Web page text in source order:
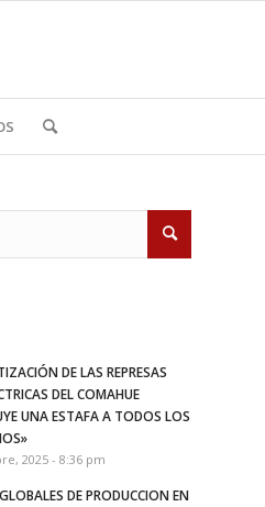
DE LAS REPRESAS
DEL COMAHUE
UNA ESTAFA A TODOS LOS
2025 - 8:36 pm
DE PRODUCCION EN